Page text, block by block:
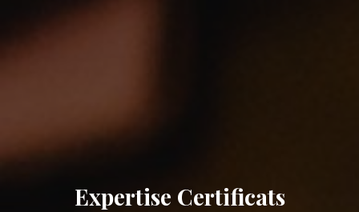
Expertise Certificats